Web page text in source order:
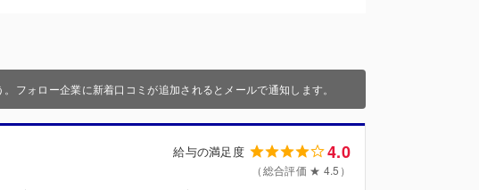
フォロー企業に新着口コミが追加されるとメールで通知します。
給与の満足度 4.0
（総合評価 ★ 4.5）